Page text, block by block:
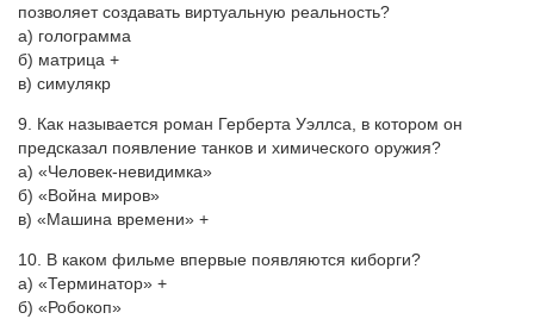
позволяет создавать виртуальную реальность?
а) голограмма
б) матрица +
в) симулякр
9. Как называется роман Герберта Уэллса, в котором он
предсказал появление танков и химического оружия?
а) «Человек-невидимка»
б) «Война миров»
в) «Машина времени» +
10. В каком фильме впервые появляются киборги?
а) «Терминатор» +
б) «Робокоп»